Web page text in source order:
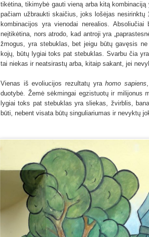
tikėtina, tikimybė gauti vieną arba kitą
pačiam užbraukti skaičius, joks lošėjas
kombinacijos yra vienodai nerealios.
neįtikėtina, nors atrodo, kad antroji yra
žmogus, yra stebuklas, bet jeigu būtų gavęsis
kojų, būtų lygiai toks pat stebuklas. Svarbu čia
tai niekas ir neatsirastų arba, kitaip sakant, jei
Vienas iš evoliucijos rezultatų yrahomo sapiens
duotybė. Žemė sėkmingai egzistuotų ir milijonus
lygiai toks pat stebuklas yra sliekas, žvirblis,
būti, nebent visata būtų singuliariumas ir nevyktų